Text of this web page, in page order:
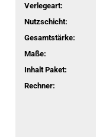
Verlegeart:
Nutzschicht:
Gesamtstärke:
Maße:
Inhalt Paket:
Rechner: